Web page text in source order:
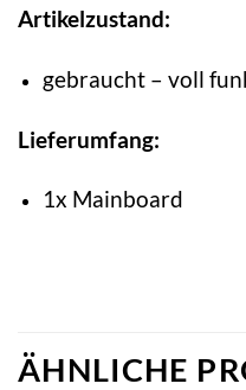
Artikelzustand:
gebraucht – voll
Lieferumfang:
1x Mainboard
ÄHNLICHE